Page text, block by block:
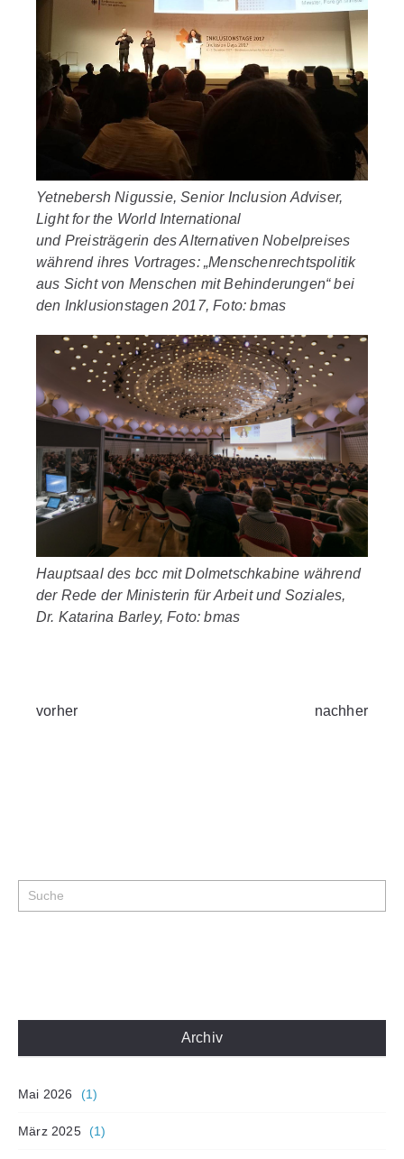
Yetnebersh Nigussie, Senior Inclusion Adviser,
Light for the World International
und Preisträgerin des Alternativen Nobelpreises
während ihres Vortrages: „Menschenrechtspolitik
aus Sicht von Menschen mit Behinderungen“ bei
den Inklusionstagen 2017, Foto: bmas
Hauptsaal des bcc mit Dolmetschkabine während
der Rede der Ministerin für Arbeit und Soziales,
Dr. Katarina Barley, Foto: bmas
vorher nachher
Archiv
Mai 2026 (1)
März 2025 (1)